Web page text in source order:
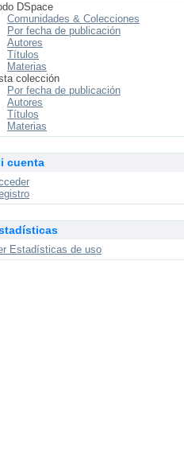
DSpace
Comunidades & Colecciones
Por fecha de publicación
Autores
Títulos
Materias
colección
Por fecha de publicación
Autores
Títulos
Materias
cuenta
Estadísticas de uso